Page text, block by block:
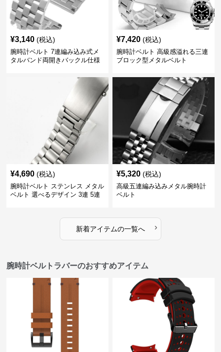
¥3,140 (税込)
腕時計ベルト 7連編み込み式メ
タルバンド両開きバックル仕様
¥7,420 (税込)
腕時計ベルト 高級感溢れる三連
ブロック型メタルベルト
¥4,690 (税込)
腕時計ベルト ステンレス メタル
ベルト 選べるデザイン 3連 5連
¥5,320 (税込)
高級五連編み込みメタル腕時計
ベルト
新着アイテムの一覧へ ›
腕時計ベルトラバーのおすすめアイテム